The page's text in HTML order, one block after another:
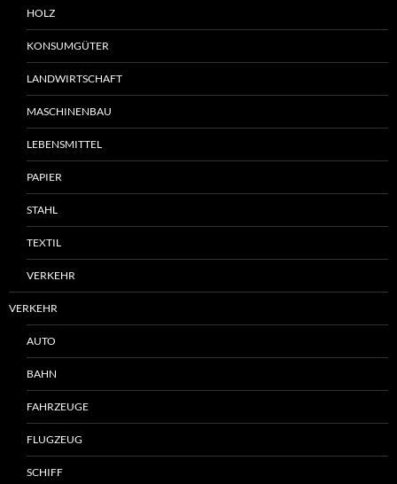
HOLZ
KONSUMGÜTER
LANDWIRTSCHAFT
MASCHINENBAU
LEBENSMITTEL
PAPIER
STAHL
TEXTIL
VERKEHR
VERKEHR
AUTO
BAHN
FAHRZEUGE
FLUGZEUG
SCHIFF